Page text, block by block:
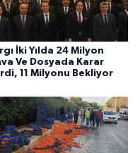
İki Yılda 24 Milyon
Ve Dosyada Karar
11 Milyonu Bekliyor